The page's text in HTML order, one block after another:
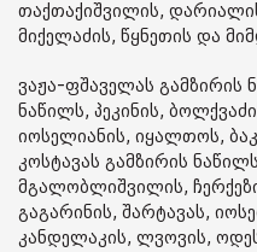
თაქთაქიშვილის,
მიქელაძის, წყნეთის და
ვაჟა-ფშაველას გამზირის
ნაწილს, პეკინის,
იოსელიანის, იყალთოს,
კოსტავას გამზირის
მგალობლიშვილის,
გაგარინის, შარტავას,
კანდელაკის, ლვოვის,